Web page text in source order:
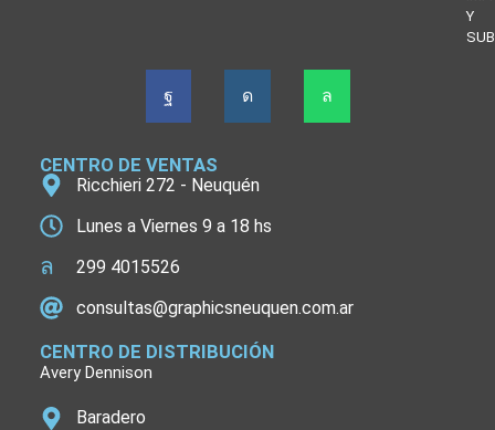
Y
CENTRO DE VENTAS
Ricchieri 272 - Neuquén
Lunes a Viernes 9 a 18 hs
299 4015526
consultas@graphicsneuquen.com.ar
CENTRO DE DISTRIBUCIÓN
Avery Dennison
Baradero